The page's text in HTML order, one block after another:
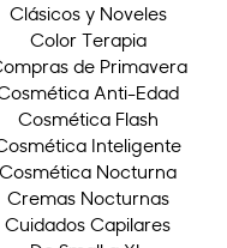
Clásicos y Noveles
Color Terapia
de Primavera
Anti-Edad
Cosmética Flash
Inteligente
Cosmética Nocturna
Cremas Nocturnas
Cuidados Capilares